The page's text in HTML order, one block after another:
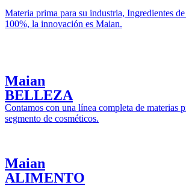
Materia prima para su industria, Ingredientes
100%, la innovación es Maian.
Maian
BELLEZA
Contamos con una línea completa de materias
segmento de cosméticos.
Maian
ALIMENTO